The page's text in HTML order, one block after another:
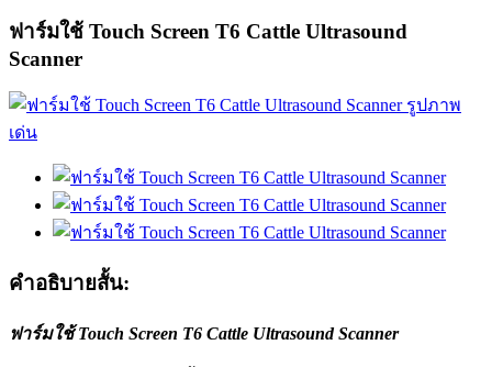
ฟาร์มใช้ Touch Screen T6 Cattle Ultrasound
Scanner
คำอธิบายสั้น:
ฟาร์มใช้ Touch Screen T6 Cattle Ultrasound Scanner